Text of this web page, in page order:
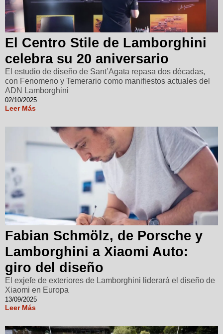
El Centro Stile de Lamborghini
celebra su 20 aniversario
El estudio de diseño de Sant’Agata repasa dos décadas,
con Fenomeno y Temerario como manifiestos actuales del
ADN Lamborghini
02/10/2025
Leer Más
Fabian Schmölz, de Porsche y
Lamborghini a Xiaomi Auto:
giro del diseño
El exjefe de exteriores de Lamborghini liderará el diseño de
Xiaomi en Europa
13/09/2025
Leer Más